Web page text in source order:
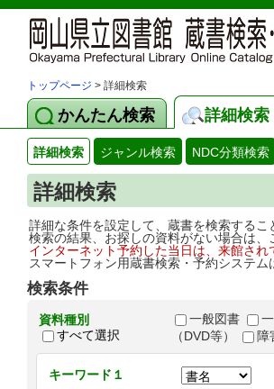
トップページ > 詳細検索
かんたん検索 詳細検索
詳細検索 ジャンル検索 NDC分類検索
詳細検索
詳細な条件を設定して、蔵書を検索するこ
検索の結果、お探しの資料がない場合は
インターネット予約した当日は、来館さ
スマートフォン用蔵書検索・予約システム
検索条件
資料種別
すべて選択
一般図書
（DVD等）
障
キーワード１